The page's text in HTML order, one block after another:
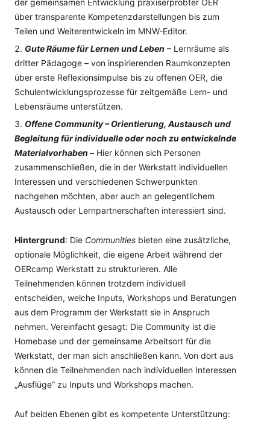
der gemeinsamen Entwicklung praxiserprobter OER
über transparente Kompetenzdarstellungen bis zum
Teilen und Weiterentwickeln im MNW-Editor.
Gute Räume für Lernen und Leben – Lernräume als
dritter Pädagoge – von inspirierenden Raumkonzepten
über erste Reflexionsimpulse bis zu offenen OER, die
Schulentwicklungsprozesse für zeitgemäße Lern- und
Lebensräume unterstützen.
Offene Community – Orientierung, Austausch und
Begleitung für individuelle oder noch zu entwickelnde
Materialvorhaben – Hier können sich Personen
zusammenschließen, die in der Werkstatt individuellen
Interessen und verschiedenen Schwerpunkten
nachgehen möchten, aber auch an gelegentlichem
Austausch oder Lernpartnerschaften interessiert sind.
Hintergrund: Die Communities bieten eine zusätzliche,
optionale Möglichkeit, die eigene Arbeit während der
OERcamp Werkstatt zu strukturieren. Alle
Teilnehmenden können trotzdem individuell
entscheiden, welche Inputs, Workshops und Beratungen
aus dem Programm der Werkstatt sie in Anspruch
nehmen. Vereinfacht gesagt: Die Community ist die
Homebase und der gemeinsame Arbeitsort für die
Werkstatt, der man sich anschließen kann. Von dort aus
können die Teilnehmenden nach individuellen Interessen
„Ausflüge“ zu Inputs und Workshops machen.
Auf beiden Ebenen gibt es kompetente Unterstützung: